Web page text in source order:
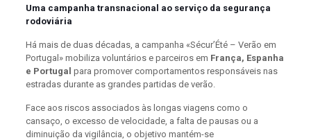
Uma campanha transnacional ao serviço da segurança
rodoviária
Há mais de duas décadas, a campanha «Sécur’Été – Verão em
Portugal» mobiliza voluntários e parceiros em França, Espanha
e Portugal para promover comportamentos responsáveis nas
estradas durante as grandes partidas de verão.
Face aos riscos associados às longas viagens como o
cansaço, o excesso de velocidade, a falta de pausas ou a
diminuição da vigilância, o objetivo mantém-se